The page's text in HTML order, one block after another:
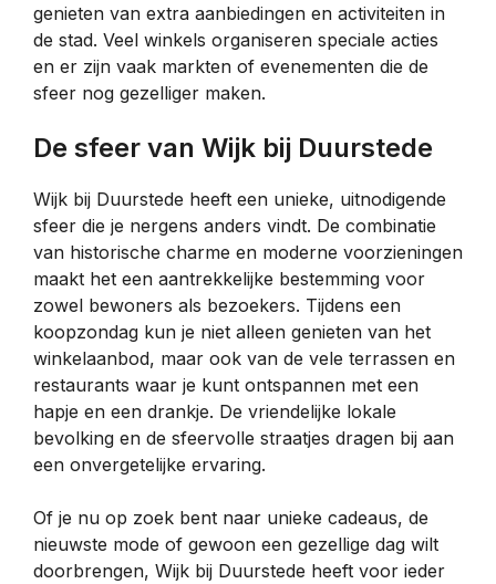
genieten van extra aanbiedingen en activiteiten in
de stad. Veel winkels organiseren speciale acties
en er zijn vaak markten of evenementen die de
sfeer nog gezelliger maken.
De sfeer van Wijk bij Duurstede
Wijk bij Duurstede heeft een unieke, uitnodigende
sfeer die je nergens anders vindt. De combinatie
van historische charme en moderne voorzieningen
maakt het een aantrekkelijke bestemming voor
zowel bewoners als bezoekers. Tijdens een
koopzondag kun je niet alleen genieten van het
winkelaanbod, maar ook van de vele terrassen en
restaurants waar je kunt ontspannen met een
hapje en een drankje. De vriendelijke lokale
bevolking en de sfeervolle straatjes dragen bij aan
een onvergetelijke ervaring.
Of je nu op zoek bent naar unieke cadeaus, de
nieuwste mode of gewoon een gezellige dag wilt
doorbrengen, Wijk bij Duurstede heeft voor ieder